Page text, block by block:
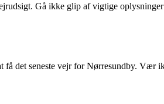
Gå ikke glip af vigtige
det seneste vejr for Nørresundby. Vær